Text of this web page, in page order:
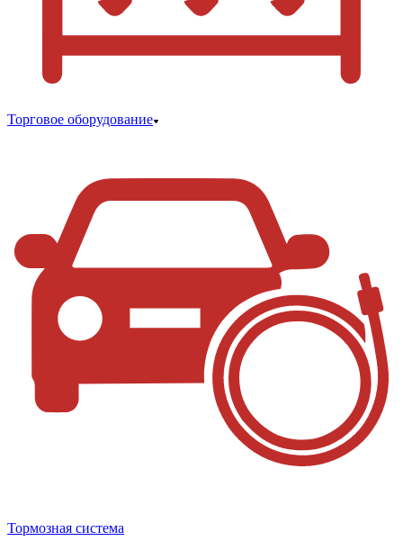
Торговое оборудование
Тормозная система